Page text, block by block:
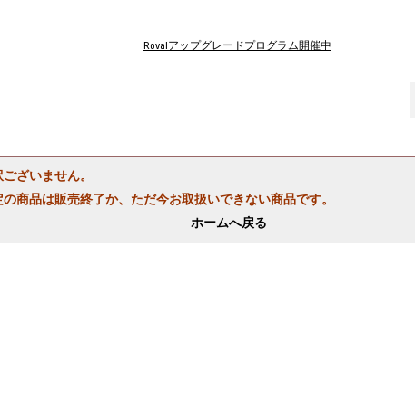
Rovalアップグレードプログラム開催中
ざいません。
の商品は販売終了か、ただ今お取扱いできない商品です。
ホームへ戻る